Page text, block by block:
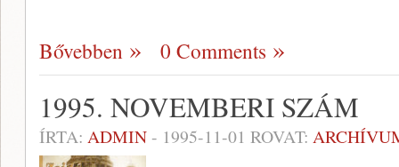
Bővebben 0 Comments
1995. NOVEMBERI SZÁM
ÍRTA: ADMIN- 1995-11-01 ROVAT: